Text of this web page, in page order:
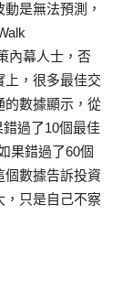
是無法預測，
內幕人士，否
上，很多最佳交
的數據顯示，從
過了10個最佳
果錯過了60個
個數據告訴投資
，只是自己不察